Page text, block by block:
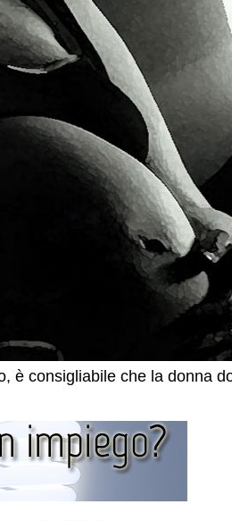
è consigliabile che la donna